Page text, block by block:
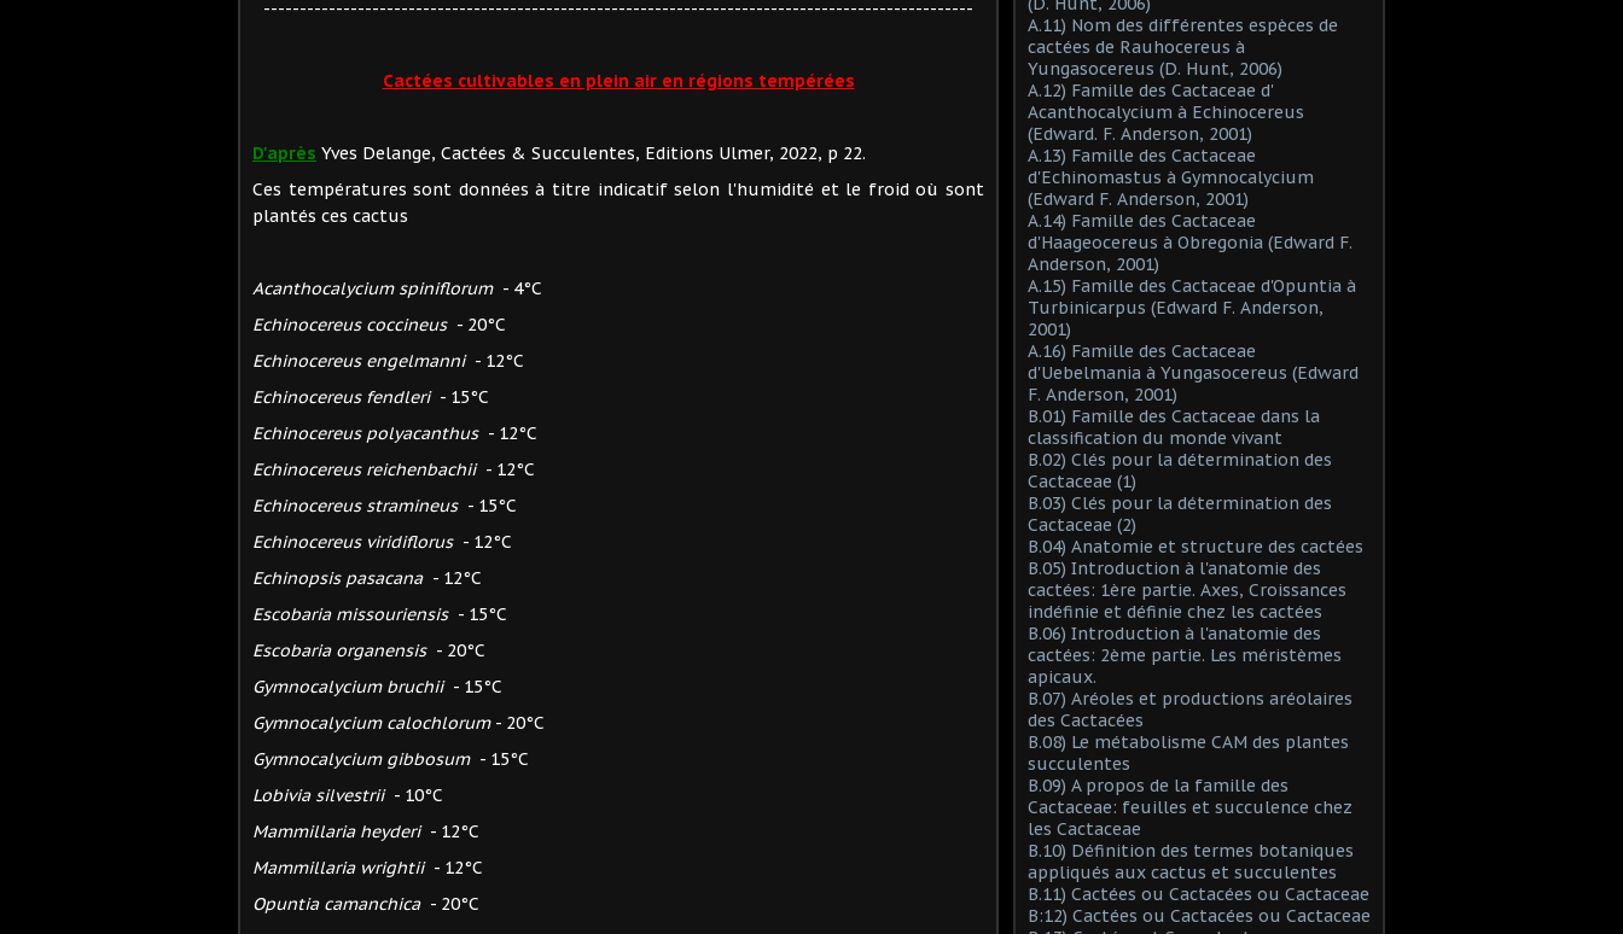
--------------------------------------------------------------------------------------------------
Cactées cultivables en plein air en régions tempérées
D'après Yves Delange, Cactées & Succulentes, Editions Ulmer, 2022, p 22.
Ces températures sont données à titre indicatif selon l'humidité et le froid où sont
plantés ces cactus
Acanthocalycium spiniflorum- 4°C
Echinocereus coccineus - 20°C
Echinocereus engelmanni - 12°C
Echinocereus fendleri - 15°C
Echinocereus polyacanthus - 12°C
Echinocereus reichenbachii - 12°C
Echinocereus stramineus - 15°C
Echinocereus viridiflorus - 12°C
Echinopsis pasacana - 12°C
Escobaria missouriensis - 15°C
Escobaria organensis - 20°C
Gymnocalycium bruchii - 15°C
Gymnocalycium calochlorum- 20°C
Gymnocalycium gibbosum - 15°C
Lobivia silvestrii - 10°C
Mammillaria heyderi - 12°C
Mammillaria wrightii - 12°C
Opuntia camanchica - 20°C
A.11) Nom des différentes espèces de
cactées de Rauhocereus à
Yungasocereus (D. Hunt, 2006)
A.12) Famille des Cactaceae d'
Acanthocalycium à Echinocereus
(Edward. F. Anderson, 2001)
A.13) Famille des Cactaceae
d'Echinomastus à Gymnocalycium
(Edward F. Anderson, 2001)
A.14) Famille des Cactaceae
d'Haageocereus à Obregonia (Edward F.
Anderson, 2001)
A.15) Famille des Cactaceae d'Opuntia à
Turbinicarpus (Edward F. Anderson,
2001)
A.16) Famille des Cactaceae
d'Uebelmania à Yungasocereus (Edward
F. Anderson, 2001)
B.01) Famille des Cactaceae dans la
classification du monde vivant
B.02) Clés pour la détermination des
Cactaceae (1)
B.03) Clés pour la détermination des
Cactaceae (2)
B.04) Anatomie et structure des cactées
B.05) Introduction à l'anatomie des
cactées: 1ère partie. Axes, Croissances
indéfinie et définie chez les cactées
B.06) Introduction à l'anatomie des
cactées: 2ème partie. Les méristèmes
apicaux.
B.07) Aréoles et productions aréolaires
des Cactacées
B.08) Le métabolisme CAM des plantes
succulentes
B.09) A propos de la famille des
Cactaceae: feuilles et succulence chez
les Cactaceae
B.10) Définition des termes botaniques
appliqués aux cactus et succulentes
B.11) Cactées ou Cactacées ou Cactaceae
B:12) Cactées ou Cactacées ou Cactaceae